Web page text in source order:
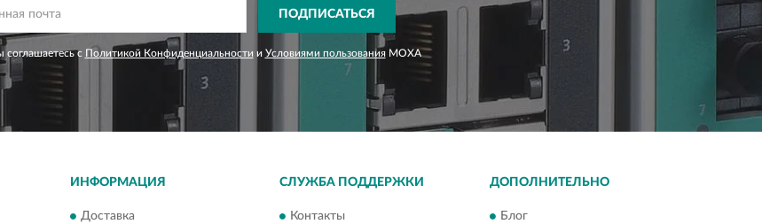
ПОДПИСАТЬСЯ
с Политикой Конфиденциальности и Условиями пользованияMOXA
ИНФОРМАЦИЯ
Доставка
СЛУЖБА ПОДДЕРЖКИ
Контакты
ДОПОЛНИТЕЛЬНО
Блог